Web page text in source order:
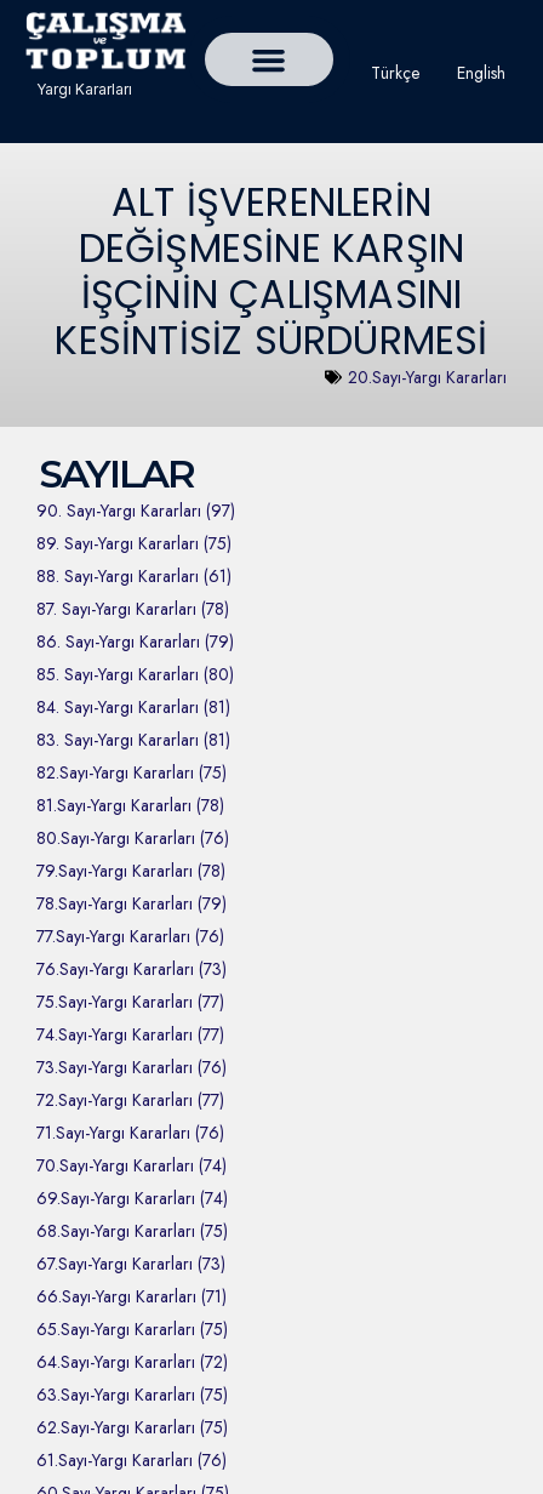
Türkçe English
Yargı Kararları
ALT İŞVERENLERİN
DEĞİŞMESİNE KARŞIN
İŞÇİNİN ÇALIŞMASINI
KESİNTİSİZ SÜRDÜRMESİ
20.Sayı-Yargı Kararları
SAYILAR
90. Sayı-Yargı Kararları (97)
89. Sayı-Yargı Kararları (75)
88. Sayı-Yargı Kararları (61)
87. Sayı-Yargı Kararları (78)
86. Sayı-Yargı Kararları (79)
85. Sayı-Yargı Kararları (80)
84. Sayı-Yargı Kararları (81)
83. Sayı-Yargı Kararları (81)
82.Sayı-Yargı Kararları (75)
81.Sayı-Yargı Kararları (78)
80.Sayı-Yargı Kararları (76)
79.Sayı-Yargı Kararları (78)
78.Sayı-Yargı Kararları (79)
77.Sayı-Yargı Kararları (76)
76.Sayı-Yargı Kararları (73)
75.Sayı-Yargı Kararları (77)
74.Sayı-Yargı Kararları (77)
73.Sayı-Yargı Kararları (76)
72.Sayı-Yargı Kararları (77)
71.Sayı-Yargı Kararları (76)
70.Sayı-Yargı Kararları (74)
69.Sayı-Yargı Kararları (74)
68.Sayı-Yargı Kararları (75)
67.Sayı-Yargı Kararları (73)
66.Sayı-Yargı Kararları (71)
65.Sayı-Yargı Kararları (75)
64.Sayı-Yargı Kararları (72)
63.Sayı-Yargı Kararları (75)
62.Sayı-Yargı Kararları (75)
61.Sayı-Yargı Kararları (76)